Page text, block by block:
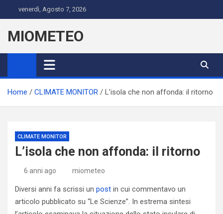
to
content
venerdì, Agosto 7, 2026
MIOMETEO
Home CLIMATE MONITOR L’isola che non affonda: il ritorno
CLIMATE MONITOR
L’isola che non affonda: il ritorno
6 anni ago miometeo
Diversi anni fa scrissi un post in cui commentavo un
articolo pubblicato su “Le Scienze”. In estrema sintesi